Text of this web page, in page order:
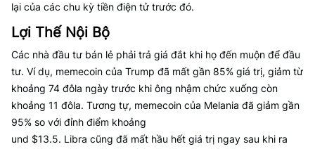
lại của các chu kỳ tiền điện tử trước đó.
Lợi Thế Nội Bộ
Các nhà đầu tư bán lẻ phải trả giá đắt khi họ đến muộn để đầu
tư. Ví dụ, memecoin của Trump đã mất gần 85% giá trị, giảm từ
khoảng 74 đôla ngày trước khi ông nhậm chức xuống còn
khoảng 11 đôla. Tương tự, memecoin của Melania đã giảm gần
95% so với đỉnh điểm khoảng
und $13.5. Libra cũng đã mất hầu hết giá trị ngay sau khi ra